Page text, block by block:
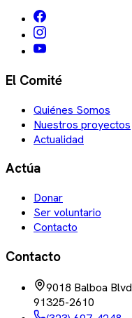
El Comité
Quiénes Somos
Nuestros proyectos
Actualidad
Actúa
Donar
Ser voluntario
Contacto
Contacto
9018 Balboa
91325-2610